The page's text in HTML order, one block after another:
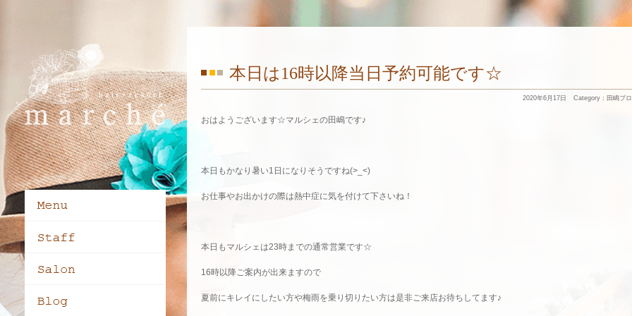
本日は16時以降当日予約可能です☆
2020年6月17日 Category： 田嶋ブ
おはようございます☆マルシェの田嶋です♪
本日もかなり暑い1日になりそうですね(>_<)
お仕事やお出かけの際は熱中症に気を付けて下さいね！
本日もマルシェは23時までの通常営業です☆
16時以降ご案内が出来ますので
夏前にキレイにしたい方や梅雨を乗り切りたい方は是非ご来店お待ちしてます♪